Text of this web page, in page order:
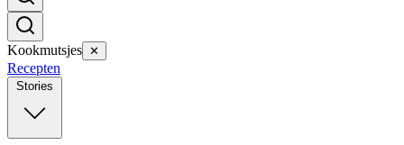
Kookmutsjes ✕
Recepten